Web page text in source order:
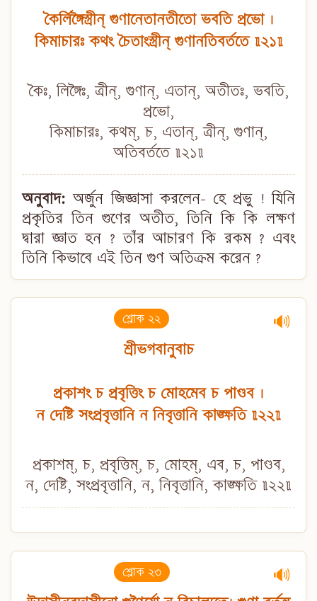
কৈর্লিঙ্গৈস্ত্রীন্ গুণানেতানতীতো ভবতি প্রভো ।
কিমাচারঃ কথং চৈতাংস্ত্রীন্ গুণানতিবর্ততে ॥২১॥
কৈঃ, লিঙ্গৈঃ, ত্রীন্, গুণান্, এতান্, অতীতঃ, ভবতি,
প্রভো,
কিমাচারঃ, কথম্, চ, এতান্, ত্রীন্, গুণান্,
অতিবর্ততে ॥২১॥
অনুবাদ: অর্জুন জিজ্ঞাসা করলেন- হে প্রভু ! যিনি
প্রকৃতির তিন গুণের অতীত, তিনি কি কি লক্ষণ
দ্বারা জ্ঞাত হন ? তাঁর আচারণ কি রকম ? এবং
তিনি কিভাবে এই তিন গুণ অতিক্রম করেন ?
শ্লোক ২২ 🔊
শ্রীভগবানুবাচ
প্রকাশং চ প্রবৃত্তিং চ মোহমেব চ পাণ্ডব ।
ন দেষ্টি সংপ্রবৃত্তানি ন নিবৃত্তানি কাঙ্ক্ষতি ॥২২॥
প্রকাশম্, চ, প্রবৃত্তিম্, চ, মোহম্, এব, চ, পাণ্ডব,
ন, দেষ্টি, সংপ্রবৃত্তানি, ন, নিবৃত্তানি, কাঙ্ক্ষতি ॥২২॥
শ্লোক ২৩ 🔊